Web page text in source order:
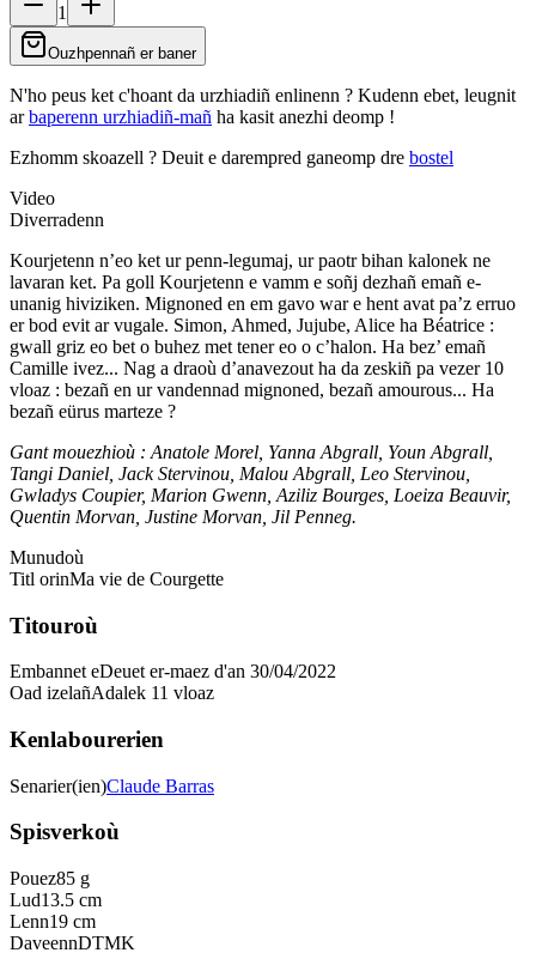
1
Ouzhpennañ er baner
N'ho peus ket c'hoant da urzhiadiñ enlinenn ? Kudenn ebet, leugnit
arbaperenn urzhiadiñ-mañ ha kasit anezhi deomp !
Ezhomm skoazell ? Deuit e darempred ganeomp dre bostel
Video
Diverradenn
Kourjetenn n’eo ket ur penn-legumaj, ur paotr bihan kalonek ne
lavaran ket. Pa goll Kourjetenn e vamm e soñj dezhañ emañ e-
unanig hiviziken. Mignoned en em gavo war e hent avat pa’z erruo
er bod evit ar vugale. Simon, Ahmed, Jujube, Alice ha Béatrice :
gwall griz eo bet o buhez met tener eo o c’halon. Ha bez’ emañ
Camille ivez... Nag a draoù d’anavezout ha da zeskiñ pa vezer 10
vloaz : bezañ en ur vandennad mignoned, bezañ amourous... Ha
bezañ eürus marteze ?
Gant mouezhioù : Anatole Morel, Yanna Abgrall, Youn Abgrall,
Tangi Daniel, Jack Stervinou, Malou Abgrall, Leo Stervinou,
Gwladys Coupier, Marion Gwenn, Aziliz Bourges, Loeiza Beauvir,
Quentin Morvan, Justine Morvan, Jil Penneg.
Munudoù
Titl orinMa vie de Courgette
Titouroù
Embannet eDeuet er-maez d'an 30/04/2022
Oad izelañAdalek 11 vloaz
Kenlabourerien
Senarier(ien)Claude Barras
Spisverkoù
Pouez85 g
Lud13.5 cm
Lenn19 cm
DaveennDTMK